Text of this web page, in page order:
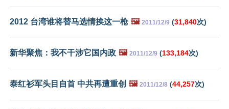
2012 台湾谁将替马选情挨这一枪 🖼️ 2011/12/9 (31,840次)
新华聚焦：我不干涉它国内政 🖼️ 2011/12/9 (133,184次)
泰红衫军头目自首 中共再遭重创 🖼️ 2011/12/8 (44,257次)